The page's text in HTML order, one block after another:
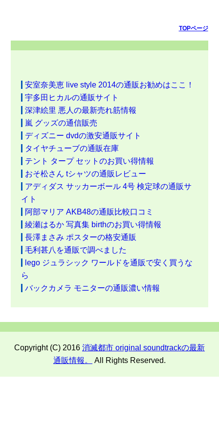
TOPページ
安室奈美恵 live style 2014の通販お勧めはここ！
宇多田ヒカルの通販サイト
深津絵里 悪人の最新売れ筋情報
嵐 グッズの通信販売
ディズニー dvdの激安通販サイト
タイヤチューブの通販在庫
テント タープ セットのお買い得情報
おそ松さん tシャツの通販レビュー
アディダス サッカーボール 4号 検定球の通販サ
イト
阿部マリア AKB48の通販比較口コミ
綾瀬はるか 写真集 birthのお買い得情報
長澤まさみ ポスターの格安通販
毛利甚八を通販で調べました
lego ジュラシック ワールドを通販で安く買うな
ら
バックカメラ モニターの通販濃い情報
Copyright (C) 2016 消滅都市 original soundtrackの最新
通販情報。
All Rights Reserved.